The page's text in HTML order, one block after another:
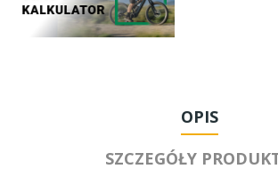
OPIS
SZCZEGÓŁY